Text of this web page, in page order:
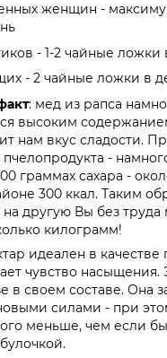
женщин -
- 1-2 чайные ложки
- 2 чайные ложки в
: мед из рапса
высоким
нам вкус сладости.
пчелопродукта -
граммах сахара -
300 ккал. Таким
на другую Вы без
килограмм!
идеален в качестве
чувство насыщения.
в своем составе. Она
силами - при
меньше, чем если